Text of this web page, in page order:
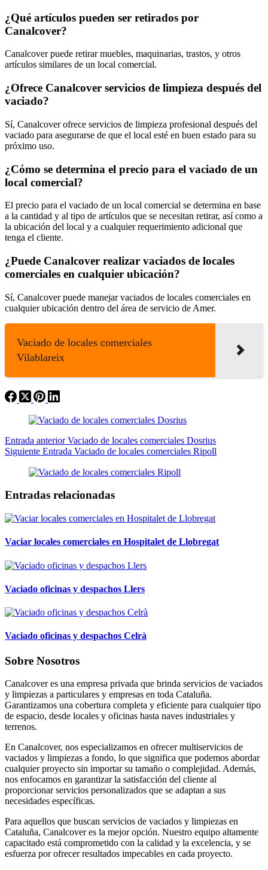
¿Qué artículos pueden ser retirados por
Canalcover?
Canalcover puede retirar muebles, maquinarias, trastos, y otros
artículos similares de un local comercial.
¿Ofrece Canalcover servicios de limpieza después del
vaciado?
Sí, Canalcover ofrece servicios de limpieza profesional después del
vaciado para asegurarse de que el local esté en buen estado para su
próximo uso.
¿Cómo se determina el precio para el vaciado de un
local comercial?
El precio para el vaciado de un local comercial se determina en base
a la cantidad y al tipo de artículos que se necesitan retirar, así como a
la ubicación del local y a cualquier requerimiento adicional que
tenga el cliente.
¿Puede Canalcover realizar vaciados de locales
comerciales en cualquier ubicación?
Sí, Canalcover puede manejar vaciados de locales comerciales en
cualquier ubicación dentro del área de servicio de Amer.
Vaciado de locales comerciales
Vilablareix
Entrada anteriorVaciado de locales comerciales Dosrius
Siguiente Entrada Vaciado de locales comerciales Ripoll
Entradas relacionadas
Vaciar locales comerciales en Hospitalet de Llobregat
Vaciado oficinas y despachos Llers
Vaciado oficinas y despachos Celrà
Sobre Nosotros
Canalcover es una empresa privada que brinda servicios de vaciados
y limpiezas a particulares y empresas en toda Cataluña.
Garantizamos una cobertura completa y eficiente para cualquier tipo
de espacio, desde locales y oficinas hasta naves industriales y
terrenos.
En Canalcover, nos especializamos en ofrecer multiservicios de
vaciados y limpiezas a fondo, lo que significa que podemos abordar
cualquier proyecto sin importar su tamaño o complejidad. Además,
nos enfocamos en garantizar la satisfacción del cliente al
proporcionar servicios personalizados que se adaptan a sus
necesidades específicas.
Para aquellos que buscan servicios de vaciados y limpiezas en
Cataluña, Canalcover es la mejor opción. Nuestro equipo altamente
capacitado está comprometido con la calidad y la excelencia, y se
esfuerza por ofrecer resultados impecables en cada proyecto.